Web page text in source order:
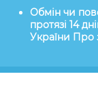
Обмін чи
протязі 14
України Про